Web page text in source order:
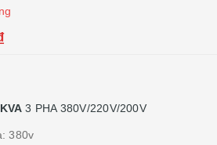
3 PHA 380V/220V/200V
380v